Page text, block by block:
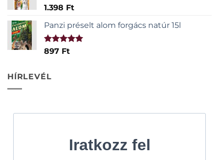
1.398 Ft
Panzi préselt alom forgács natúr 15l
Értékelés:
897 Ft
HÍRLEVÉL
Iratkozz fel